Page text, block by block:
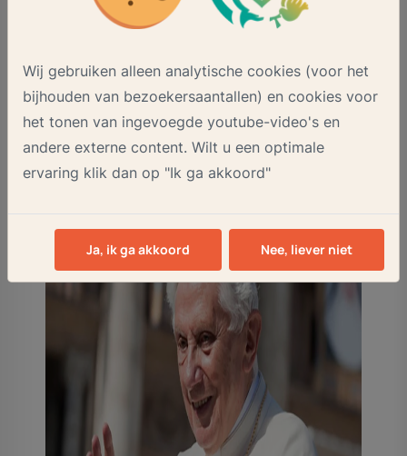
Wij gebruiken alleen analytische cookies (voor het
bijhouden van bezoekersaantallen) en cookies voor
het tonen van ingevoegde youtube-video's en
andere externe content. Wilt u een optimale
ervaring klik dan op "Ik ga akkoord"
Ja, ik ga akkoord Nee, liever niet
Reacties uit onze kerkprovincie, een video met een
het ND en een bidprentje vindt u
opwww.mariavlucht.nl/actueel/paus-emiritus-
benedictus-xvi-overleden